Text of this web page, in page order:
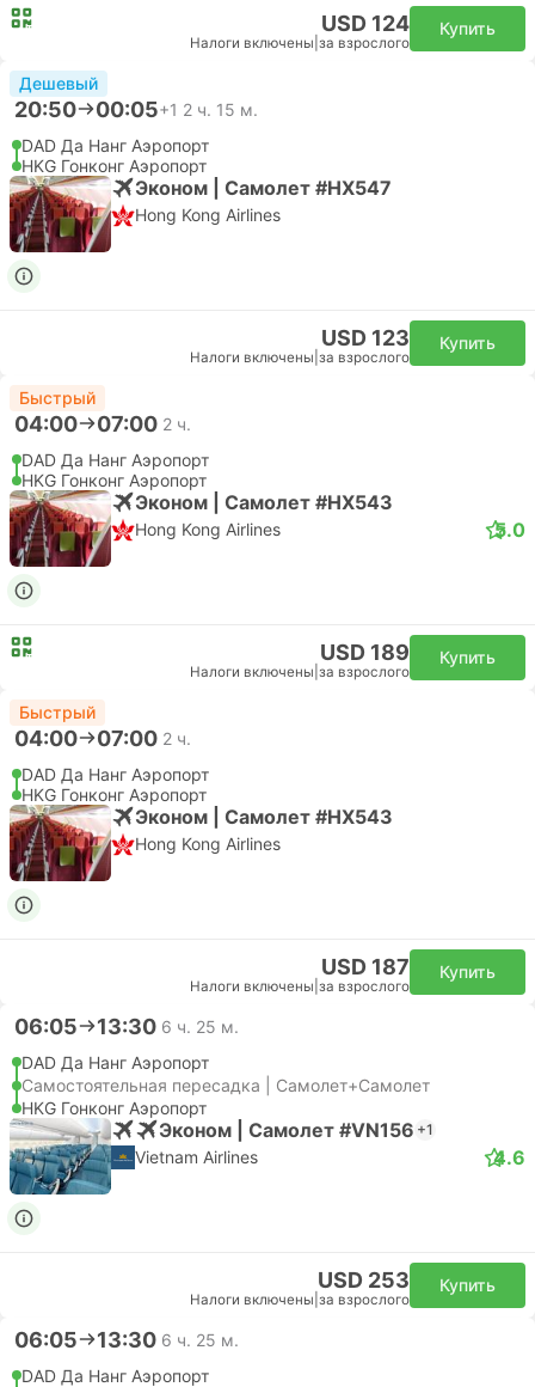
USD 124
Налоги включены за взрослого
Купить
Дешевый
20:50 00:05+1 2 ч. 15 м.
DAD Да Нанг Аэропорт
HKG Гонконг Аэропорт
Эконом | Самолет #HX547
Hong Kong Airlines
USD 123
Налоги включены за взрослого
Купить
Быстрый
04:00 07:00 2 ч.
DAD Да Нанг Аэропорт
HKG Гонконг Аэропорт
Эконом | Самолет #HX543
Hong Kong Airlines 5.0
USD 189
Налоги включены за взрослого
Купить
Быстрый
04:00 07:00 2 ч.
DAD Да Нанг Аэропорт
HKG Гонконг Аэропорт
Эконом | Самолет #HX543
Hong Kong Airlines
USD 187
Налоги включены за взрослого
Купить
06:05 13:30 6 ч. 25 м.
DAD Да Нанг Аэропорт
Самостоятельная пересадка | Самолет+Самолет
HKG Гонконг Аэропорт
Эконом | Самолет #VN156 +1
Vietnam Airlines 4.6
USD 253
Налоги включены за взрослого
Купить
06:05 13:30 6 ч. 25 м.
DAD Да Нанг Аэропорт